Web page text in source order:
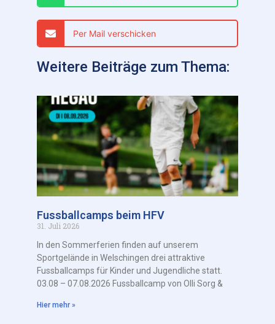
Per Mail verschicken
Weitere Beiträge zum Thema:
Fussballcamps beim HFV
31. Juli 2026
In den Sommerferien finden auf unserem
Sportgelände in Welschingen drei attraktive
Fussballcamps für Kinder und Jugendliche statt.
03.08 – 07.08.2026 Fussballcamp von Olli Sorg &
Hier mehr »